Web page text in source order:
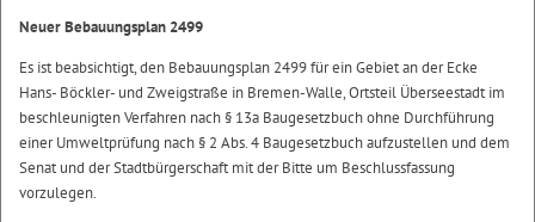
Neuer Bebauungsplan 2499
Es ist beabsichtigt, den Bebauungsplan 2499 für ein Gebiet an der Ecke
Hans- Böckler- und Zweigstraße in Bremen-Walle, Ortsteil Überseestadt im
beschleunigten Verfahren nach § 13a Baugesetzbuch ohne Durchführung
einer Umweltprüfung nach § 2 Abs. 4 Baugesetzbuch aufzustellen und dem
Senat und der Stadtbürgerschaft mit der Bitte um Beschlussfassung
vorzulegen.